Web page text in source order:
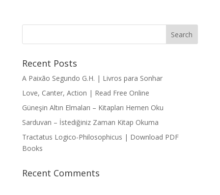
Recent Posts
A Paixão Segundo G.H. | Livros para Sonhar
Love, Canter, Action | Read Free Online
Güneşin Altın Elmaları – Kitapları Hemen Oku
Sarduvan – İstediğiniz Zaman Kitap Okuma
Tractatus Logico-Philosophicus | Download PDF
Books
Recent Comments